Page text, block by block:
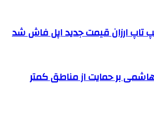
ارزان قیمت جدید اپل فاش شد
بر حمایت از مناطق کمتر